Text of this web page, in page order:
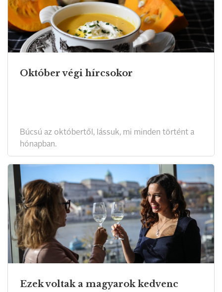
Október végi hírcsokor
Búcsú az októbertől, lássuk, mi minden történt a
hónapban.
Ezek voltak a magyarok kedvenc